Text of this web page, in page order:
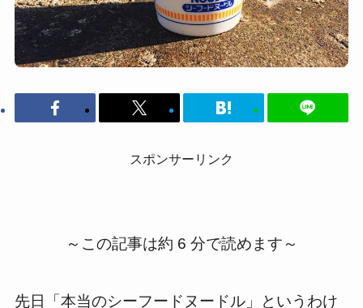
スポンサーリンク
～この記事は約 6 分で読めます～
先日「本当のシーフードヌードル」というわけ